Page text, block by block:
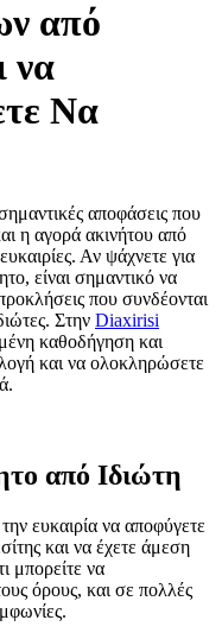
από
να
Να
αποφάσεις που
η αγορά ακινήτου από
Αν ψάχνετε για
είναι σημαντικό να
που συνδέονται
Στην Diaxirisi
καθοδήγηση και
και να ολοκληρώσετε
από Ιδιώτη
ευκαιρία να αποφύγετε
και να έχετε άμεση
μπορείτε να
όρους, και σε πολλές